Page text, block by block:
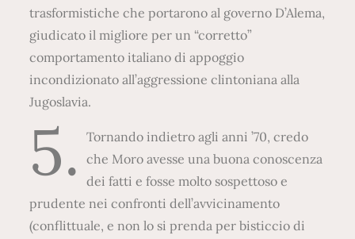
trasformistiche che portarono al governo D’Alema,
giudicato il migliore per un “corretto”
comportamento italiano di appoggio
incondizionato all’aggressione clintoniana alla
Jugoslavia.
5.
Tornando indietro agli anni ’70, credo
che Moro avesse una buona conoscenza
dei fatti e fosse molto sospettoso e
prudente nei confronti dell’avvicinamento
(conflittuale, e non lo si prenda per bisticcio di